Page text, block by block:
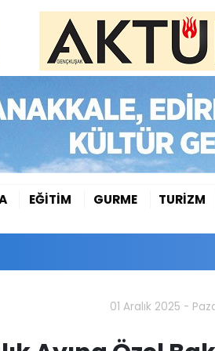
EĞİTİM GURME TURİZM
01 Aralık 2025 -